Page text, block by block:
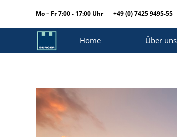
Mo – Fr 7:00 - 17:00 Uhr +49 (0) 7425 9495-55
Home Über uns